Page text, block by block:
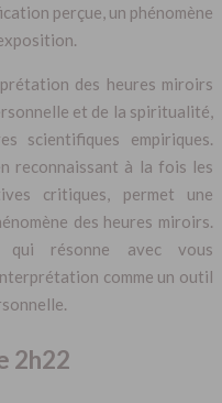
perçue, un phénomène
des heures miroirs
et de la spiritualité,
scientifiques empiriques.
reconnaissant à la fois les
critiques, permet une
des heures miroirs.
résonne avec vous
comme un outil
2h22